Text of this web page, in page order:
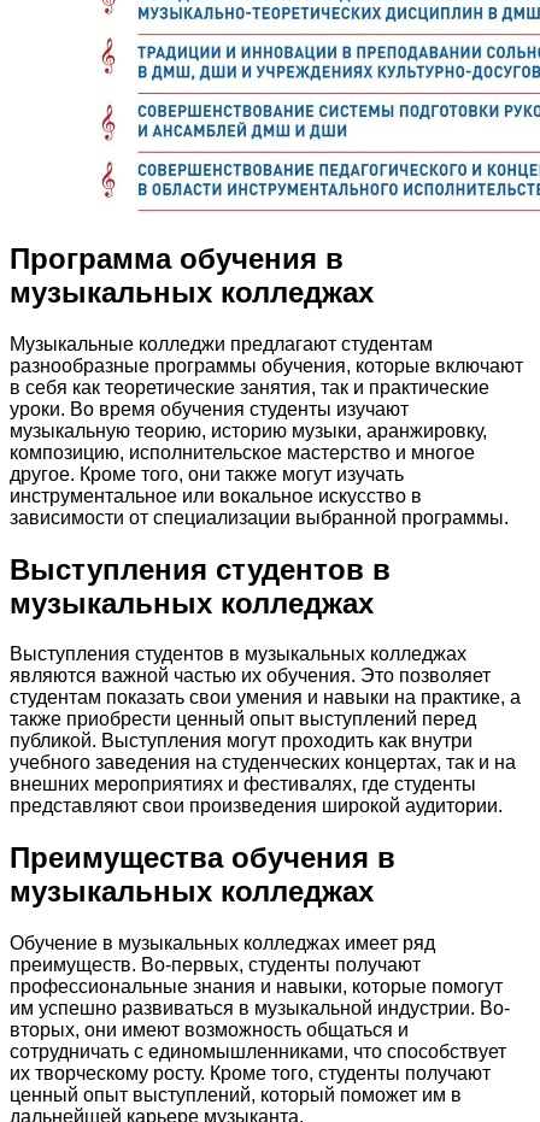
Программа обучения в
музыкальных колледжах
Музыкальные колледжи предлагают студентам
разнообразные программы обучения, которые включают
в себя как теоретические занятия, так и практические
уроки. Во время обучения студенты изучают
музыкальную теорию, историю музыки, аранжировку,
композицию, исполнительское мастерство и многое
другое. Кроме того, они также могут изучать
инструментальное или вокальное искусство в
зависимости от специализации выбранной программы.
Выступления студентов в
музыкальных колледжах
Выступления студентов в музыкальных колледжах
являются важной частью их обучения. Это позволяет
студентам показать свои умения и навыки на практике, а
также приобрести ценный опыт выступлений перед
публикой. Выступления могут проходить как внутри
учебного заведения на студенческих концертах, так и на
внешних мероприятиях и фестивалях, где студенты
представляют свои произведения широкой аудитории.
Преимущества обучения в
музыкальных колледжах
Обучение в музыкальных колледжах имеет ряд
преимуществ. Во-первых, студенты получают
профессиональные знания и навыки, которые помогут
им успешно развиваться в музыкальной индустрии. Во-
вторых, они имеют возможность общаться и
сотрудничать с единомышленниками, что способствует
их творческому росту. Кроме того, студенты получают
ценный опыт выступлений, который поможет им в
дальнейшей карьере музыканта.